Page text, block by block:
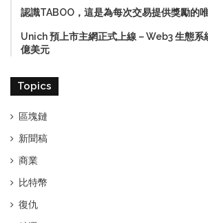
認識TABOO，這是為每次交易提供獎勵的
Unich 預上市主網正式上線－Web3 生態系
億美元
Topics
區塊鏈
新聞稿
商業
比特幣
復仇